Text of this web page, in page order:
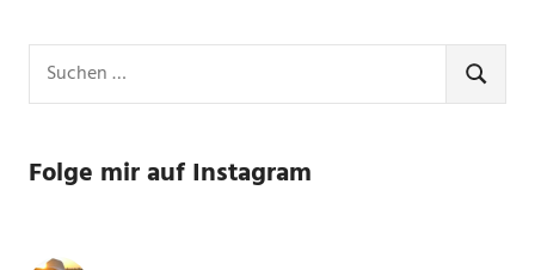
nach:
SUCHEN
Folge mir auf Instagram